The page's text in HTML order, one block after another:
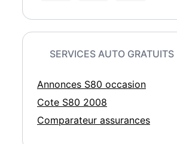
SERVICES AUTO GRATUITS
Annonces S80 occasion
Cote S80 2008
Comparateur assurances